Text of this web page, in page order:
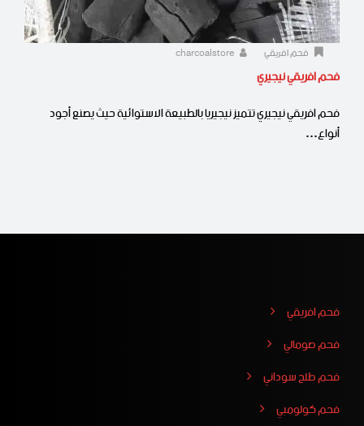
فحم افريقي
فحم افريقي نيجيري
فحم افريقي نيجيري تتميز نيجيريا بالطبيعة الاستوائية حيث يصنع أجود
أنواع…
فحم افريقي
فحم صومالي
فحم طلح سوداني
فحم كولومبي